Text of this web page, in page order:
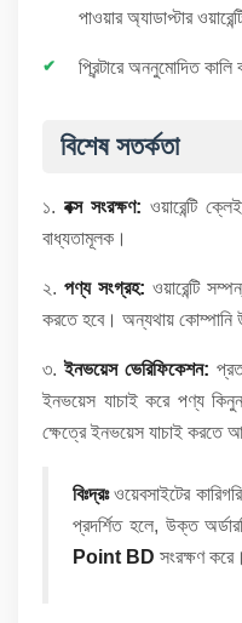
পাওয়ার অ্যাডাপ্টার
প্রিন্টারে অননুমোদিত কালি
বিশেষ সতর্কতা
১.বক্স সংরক্ষণ: ওয়ারেন্টি
বাধ্যতামূলক।
২. পণ্য সংগ্রহ: ওয়ারেন্টি
করতে হবে। অন্যথায় কোম্পানি
৩.ইনভয়েস ভেরিফিকেশন:
ইনভয়েস যাচাই করে পণ্য
ক্ষেত্রে ইনভয়েস যাচাই করতে
বিঃদ্রঃওয়েবসাইটের
প্রদর্শিত হলে, উক্ত
Point BD সংরক্ষণ করে।